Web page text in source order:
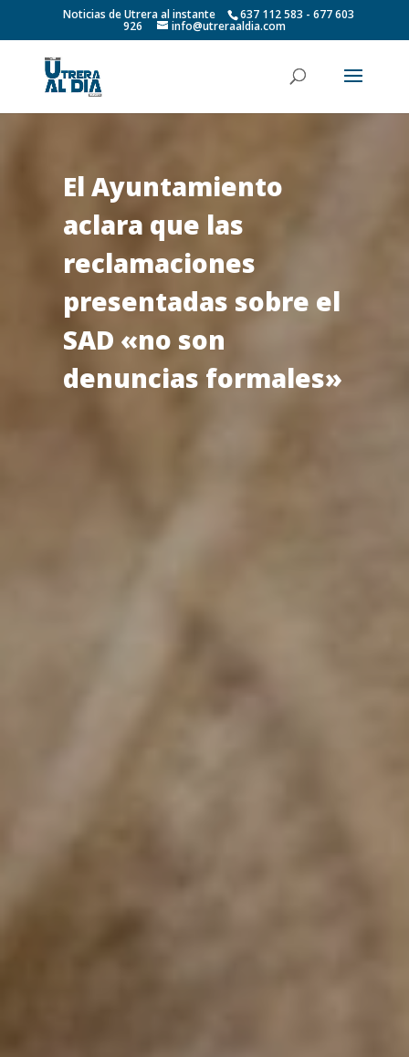
Noticias de Utrera al instante 637 112 583 - 677 603
926 info@utreraaldia.com
El Ayuntamiento
aclara que las
reclamaciones
presentadas sobre el
SAD «no son
denuncias formales»